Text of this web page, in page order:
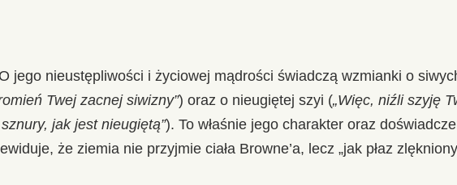
jego nieustępliwości i życiowej mądrości świadczą wzmianki o
Twej zacnej siwizny”) oraz o nieugiętej szyi („Więc, niźli szyję
jak jest nieugiętą”). To właśnie jego charakter oraz
że ziemia nie przyjmie ciała Browne’a, lecz „jak płaz